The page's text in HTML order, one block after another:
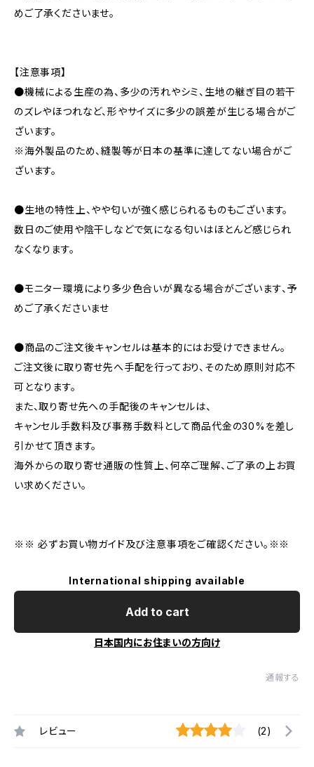
めご了承くださいませ。
【注意事項】
●機械による生産の為、多少の汚れやシミ、生地の継ぎ目の若干
のズレやほつれなど、形やサイズに多少の誤差が生じる場合がご
ざいます。
※海外製品のため、縫製等が日本の基準に達してない場合がご
ざいます。
●生地の特性上、やや匂いが強く感じられるものもございます。
数日のご使用や陰干しなどで気になる匂いはほとんど感じられ
なくなります。
●モニター環境により多少色合いが異なる場合がございます、予
めご了承くださいませ
●商品のご注文後キャンセルは基本的にはお受けできません。
ご注文後に取り寄せ先へ手配を行っており、そのため原則対応不
可となります。
また、取り寄せ先への手配後のキャンセルは、
キャンセル手数料及び事務手数料として商品代金の30%を差し
引かせて頂きます。
海外からの取り寄せ通販の性質上、何卒ご理解、ご了承の上お買
い求めください。
※※ 必ずお買い物ガイド及び注意事項をご確認ください。※※
International shipping available
Add to cart
日本国内にお住まいの方向け
通報する
レビュー (2)